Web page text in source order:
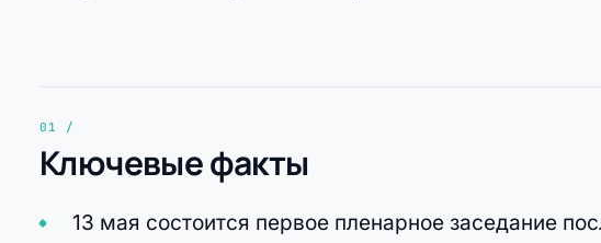
Ключевые факты
13 мая состоится первое пленарное заседание